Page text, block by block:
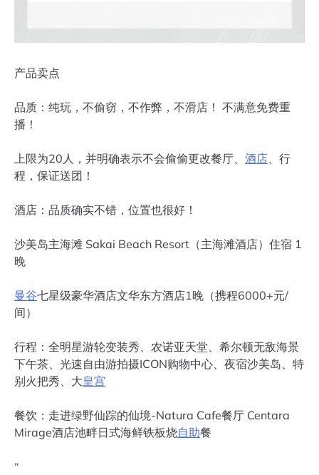
产品卖点
品质：纯玩，不偷窃，不作弊，不滑店！ 不满意免费重
播！
上限为20人，并明确表示不会偷偷更改餐厅、 酒店 、行
程，保证送团！
酒店：品质确实不错，位置也很好！
沙美岛主海滩 Sakai Beach Resort（主海滩酒店）住宿 1
晚
曼谷七星级豪华酒店文华东方酒店1晚（携程6000+元/
间）
行程：全明星游轮变装秀、农诺亚天堂、希尔顿无敌海景
下午茶、光速自由游拍摄ICON购物中心、夜宿沙美岛、特
别火把秀、大皇宫
餐饮：走进绿野仙踪的仙境-Natura Cafe餐厅 Centara
Mirage酒店池畔日式海鲜铁板烧自助餐
”